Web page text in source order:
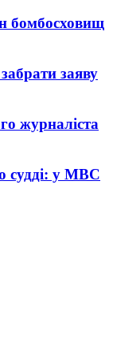
бомбосховищ
заяву
журналіста
судді: у МВС